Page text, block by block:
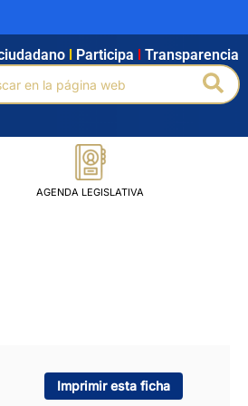
Intranet Búsqueda avanzada
Participa Transparencia
AGENDA LEGISLATIVA
Imprimir esta ficha